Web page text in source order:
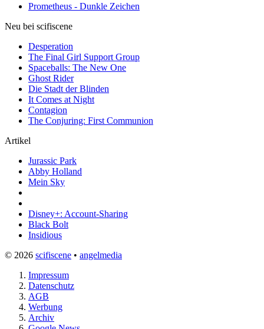
Prometheus - Dunkle Zeichen
Neu bei scifiscene
Desperation
The Final Girl Support Group
Spaceballs: The New One
Ghost Rider
Die Stadt der Blinden
It Comes at Night
Contagion
The Conjuring: First Communion
Artikel
Jurassic Park
Abby Holland
Mein Sky
Disney+: Account-Sharing
Black Bolt
Insidious
© 2026 scifiscene • angelmedia
Impressum
Datenschutz
AGB
Werbung
Archiv